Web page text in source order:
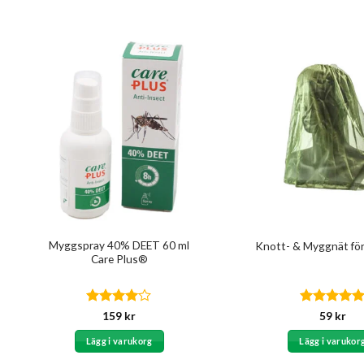
Myggspray 40% DEET 60 ml
Care Plus®
Betygsatt
4av 5
159 kr
Lägg i varukorg
Knott- & Myggnät
Betygsatt
av 5
59 kr
Lägg i